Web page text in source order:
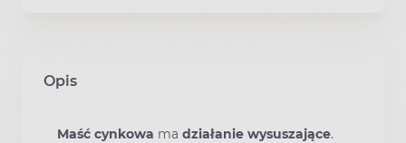
Opis
Maść cynkowa ma działanie wysuszające.